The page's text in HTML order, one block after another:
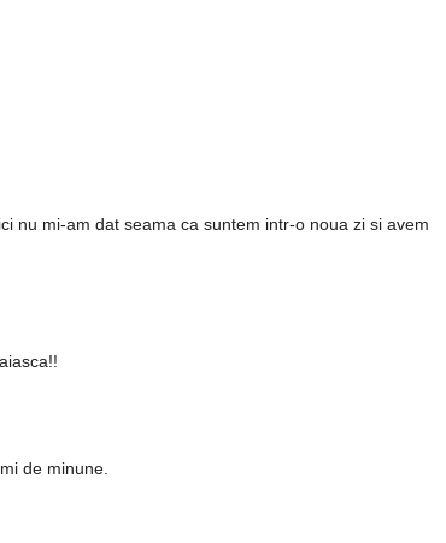
nu mi-am dat seama ca suntem intr-o noua zi si avem
de minune.